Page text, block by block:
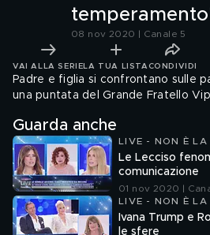
08 nov 2020 | Canale 5
VAI ALLA SERIE LA TUA LISTA CONDIVIDI
Padre e figlia si confrontano sulle
una puntata del Grande Fratello
Guarda anche
LIVE - NON È LA
Le Lecciso
comunicazione
01 nov 2020 |
LIVE - NON È LA
Ivana Trump e
le sfere